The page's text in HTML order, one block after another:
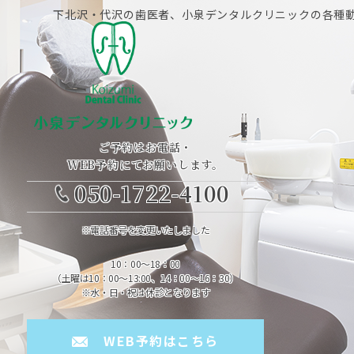
下北沢・代沢の歯医者、小泉デンタルクリニックの各種
ご予約はお電話・
WEB予約にてお願いします。
050-1722-4100
※電話番号を変更いたしました
10：00～18：00
（土曜は10：00～13:00、14：00～16：30）
※水・日・祝は休診となります
WEB予約はこちら